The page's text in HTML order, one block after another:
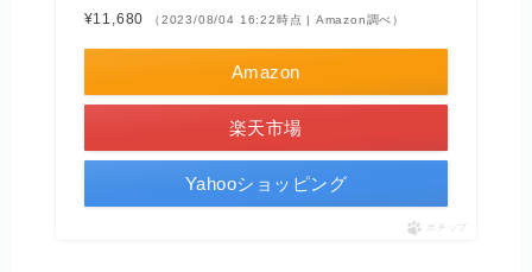
¥11,680 （2023/08/04 16:22時点 | Amazon調べ）
Amazon
楽天市場
Yahooショッピング
ポチップ